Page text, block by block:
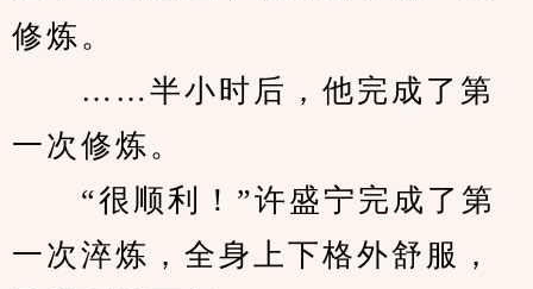
修炼。
……半小时后，他完成了第
一次修炼。
“很顺利！”许盛宁完成了第
一次淬炼，全身上下格外舒服，